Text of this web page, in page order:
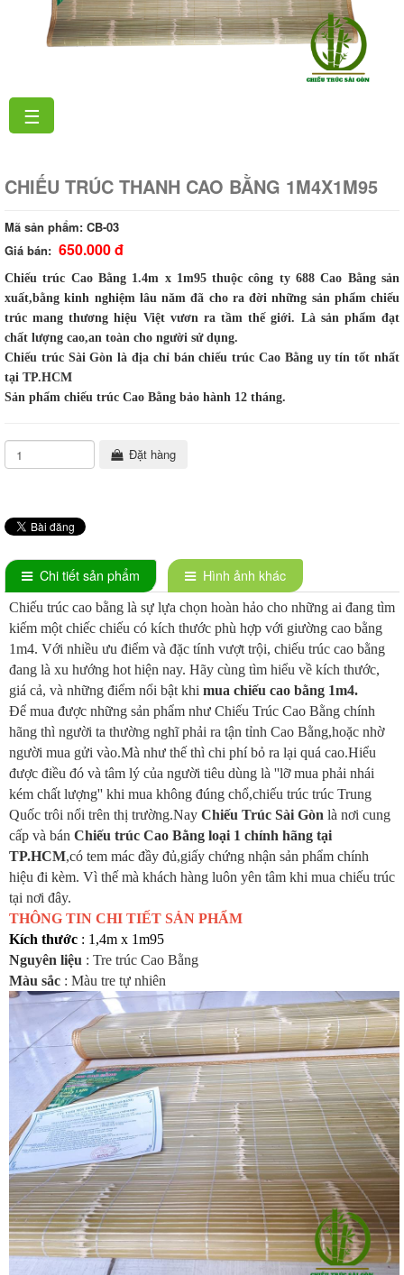
☰
CHIẾU TRÚC THANH CAO BẰNG 1M4X1M95
Mã sản phẩm: CB-03
Giá bán: 650.000 đ
Chiếu trúc Cao Bằng 1.4m x 1m95 thuộc công ty 688 Cao Bằng sản
xuất,bằng kinh nghiệm lâu năm đã cho ra đời những sản phẩm chiếu
trúc mang thương hiệu Việt vươn ra tầm thế giới. Là sản phẩm đạt
chất lượng cao,an toàn cho người sử dụng.
Chiếu trúc Sài Gòn là địa chỉ bán chiếu trúc Cao Bằng uy tín tốt nhất
tại TP.HCM
Sản phẩm chiếu trúc Cao Bằng bảo hành 12 tháng.
Đặt hàng
Chi tiết sản phẩm Hình ảnh khác
Chiếu trúc cao bằng là sự lựa chọn hoàn hảo cho những ai đang tìm
kiếm một chiếc chiếu có kích thước phù hợp với giường cao bằng
1m4. Với nhiều ưu điểm và đặc tính vượt trội, chiếu trúc cao bằng
đang là xu hướng hot hiện nay. Hãy cùng tìm hiểu về kích thước,
giá cả, và những điểm nổi bật khi mua chiếu cao bằng 1m4.
Để mua được những sản phẩm như Chiếu Trúc Cao Bằng chính
hãng thì người ta thường nghĩ phải ra tận tỉnh Cao Bằng,hoặc nhờ
người mua gửi vào.Mà như thế thì chi phí bỏ ra lại quá cao.Hiểu
được điều đó và tâm lý của người tiêu dùng là ''lỡ mua phải nhái
kém chất lượng'' khi mua không đúng chổ,chiếu trúc trúc Trung
Quốc trôi nổi trên thị trường.Nay Chiếu Trúc Sài Gòn là nơi cung
cấp và bán Chiếu trúc Cao Bằng loại 1 chính hãng tại
TP.HCM,có tem mác đầy đủ,giấy chứng nhận sản phẩm chính
hiệu đi kèm. Vì thế mà khách hàng luôn yên tâm khi mua chiếu trúc
tại nơi đây.
THÔNG TIN CHI TIẾT SẢN PHẨM
Kích thước : 1,4m x 1m95
Nguyên liệu : Tre trúc Cao Bằng
Màu sắc : Màu tre tự nhiên